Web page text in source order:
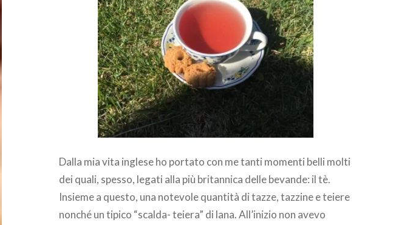
Dalla mia vita inglese ho portato con me tanti momenti belli molti
dei quali, spesso, legati alla più britannica delle bevande: il tè.
Insieme a questo, una notevole quantità di tazze, tazzine e teiere
nonché un tipico “scalda- teiera” di lana. All’inizio non avevo